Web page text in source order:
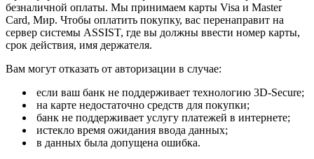
безналичной оплаты. Мы принимаем карты Visa и Master
Card, Мир. Чтобы оплатить покупку, вас перенаправит на
сервер системы ASSIST, где вы должны ввести номер карты,
срок действия, имя держателя.
Вам могут отказать от авторизации в случае:
если ваш банк не поддерживает технологию 3D-Secure;
на карте недостаточно средств для покупки;
банк не поддерживает услугу платежей в интернете;
истекло время ожидания ввода данных;
в данных была допущена ошибка.